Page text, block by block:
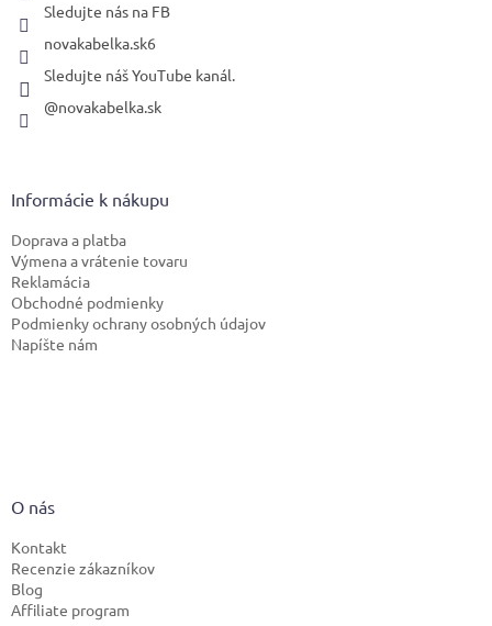
Sledujte nás na FB
novakabelka.sk6
Sledujte náš YouTube kanál.
@novakabelka.sk
Informácie k nákupu
Doprava a platba
Výmena a vrátenie tovaru
Reklamácia
Obchodné podmienky
Podmienky ochrany osobných údajov
Napíšte nám
O nás
Kontakt
Recenzie zákazníkov
Blog
Affiliate program